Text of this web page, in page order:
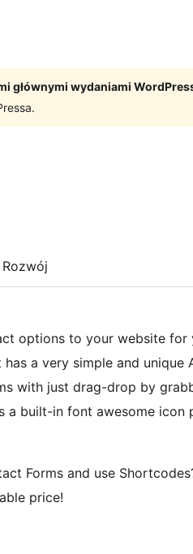
głównymi wydaniami
Rozwój
options to your website for
a very simple and unique
with just drag-drop by
a built-in font awesome icon
Forms and use
price!